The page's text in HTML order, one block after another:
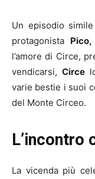
Un episodio
protagonista
l’amore di Circe,
vendicarsi, Circe
varie bestie i suoi
del Monte Circeo.
L’incontro
La vicenda più